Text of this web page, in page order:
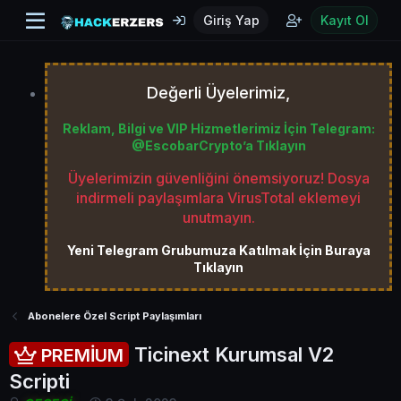
Giriş Yap Kayıt Ol
Değerli Üyelerimiz,
Reklam, Bilgi ve VIP Hizmetlerimiz İçin Telegram:
@EscobarCrypto’a Tıklayın
Üyelerimizin güvenliğini önemsiyoruz! Dosya
indirmeli paylaşımlara VirusTotal eklemeyi
unutmayın.
Yeni Telegram Grubumuza Katılmak İçin Buraya
Tıklayın
Abonelere Özel Script Paylaşımları
PREMİUM Ticinext Kurumsal V2
Scripti